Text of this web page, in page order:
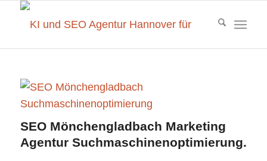
SEO Mönchengladbach Marketing
Agentur Suchmaschinenoptimierung.